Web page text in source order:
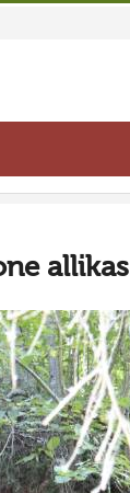
allikas